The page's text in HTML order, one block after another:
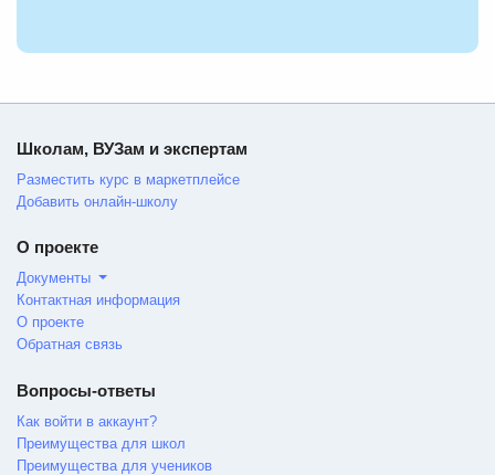
Школам, ВУЗам и экспертам
Разместить курс в маркетплейсе
Добавить онлайн-школу
О проекте
Документы
Контактная информация
О проекте
Обратная связь
Вопросы-ответы
Как войти в аккаунт?
Преимущества для школ
Преимущества для учеников